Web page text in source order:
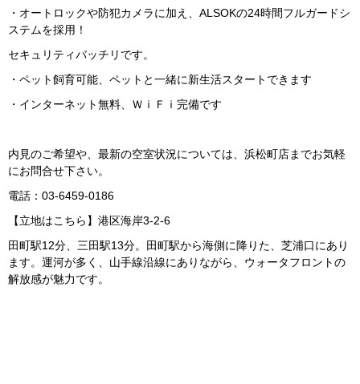
・オートロックや防犯カメラに加え、ALSOKの24時間フルガードシ
ステムを採用！
セキュリティバッチリです。
・ペット飼育可能、ペットと一緒に新生活スタートできます
・インターネット無料、ＷｉＦｉ完備です
内見のご希望や、最新の空室状況については、浜松町店までお気軽
にお問合せ下さい。
電話：03-6459-0186
【立地はこちら】港区海岸3-2-6
田町駅12分、三田駅13分。田町駅から海側に降りた、芝浦口にあり
ます。運河が多く、山手線沿線にありながら、ウォータフロントの
解放感が魅力です。